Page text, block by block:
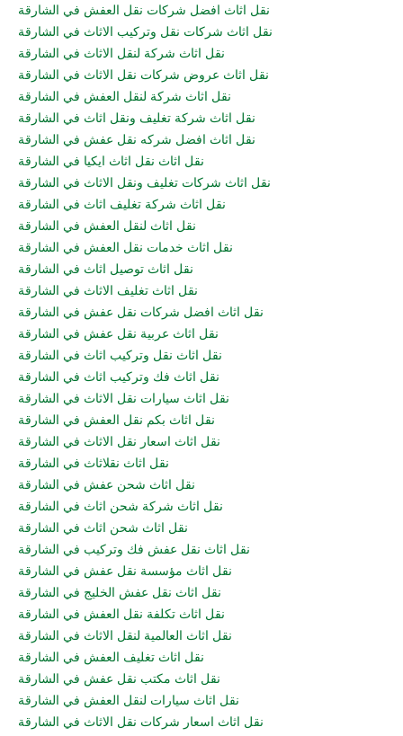
نقل اثاث افضل شركات نقل العفش في الشارقة
نقل اثاث شركات نقل وتركيب الاثاث في الشارقة
نقل اثاث شركة لنقل الاثاث في الشارقة
نقل اثاث عروض شركات نقل الاثاث في الشارقة
نقل اثاث شركة لنقل العفش في الشارقة
نقل اثاث شركة تغليف ونقل اثاث في الشارقة
نقل اثاث افضل شركه نقل عفش في الشارقة
نقل اثاث نقل اثاث ايكيا في الشارقة
نقل اثاث شركات تغليف ونقل الاثاث في الشارقة
نقل اثاث شركة تغليف اثاث في الشارقة
نقل اثاث لنقل العفش في الشارقة
نقل اثاث خدمات نقل العفش في الشارقة
نقل اثاث توصيل اثاث في الشارقة
نقل اثاث تغليف الاثاث في الشارقة
نقل اثاث افضل شركات نقل عفش في الشارقة
نقل اثاث عربية نقل عفش في الشارقة
نقل اثاث نقل وتركيب اثاث في الشارقة
نقل اثاث فك وتركيب اثاث في الشارقة
نقل اثاث سيارات نقل الاثاث في الشارقة
نقل اثاث بكم نقل العفش في الشارقة
نقل اثاث اسعار نقل الاثاث في الشارقة
نقل اثاث نقلاثاث في الشارقة
نقل اثاث شحن عفش في الشارقة
نقل اثاث شركة شحن اثاث في الشارقة
نقل اثاث شحن اثاث في الشارقة
نقل اثاث نقل عفش فك وتركيب في الشارقة
نقل اثاث مؤسسة نقل عفش في الشارقة
نقل اثاث نقل عفش الخليج في الشارقة
نقل اثاث تكلفة نقل العفش في الشارقة
نقل اثاث العالمية لنقل الاثاث في الشارقة
نقل اثاث تغليف العفش في الشارقة
نقل اثاث مكتب نقل عفش في الشارقة
نقل اثاث سيارات لنقل العفش في الشارقة
نقل اثاث اسعار شركات نقل الاثاث في الشارقة